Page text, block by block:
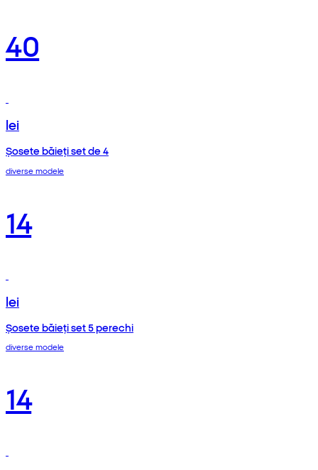
40
lei
Șosete băieți set de 4
diverse modele
14
lei
Șosete băieți set 5 perechi
diverse modele
14